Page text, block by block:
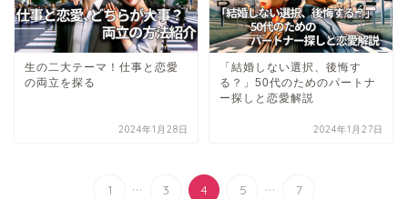
生の二大テーマ！仕事と恋愛
の両立を探る
2024年1月28日
「結婚しない選択、後悔す
る？」50代のためのパートナ
ー探しと恋愛解説
2024年1月27日
1 ... 3 4 5 ... 7